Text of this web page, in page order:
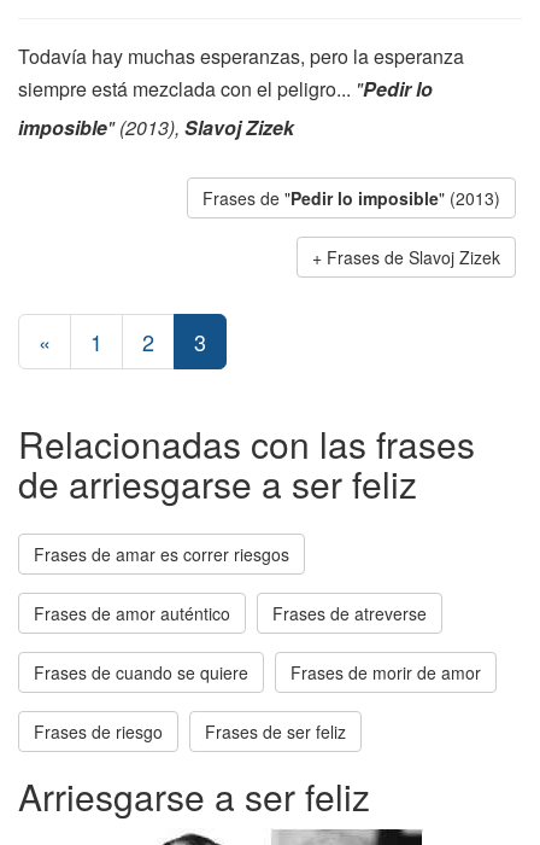
Todavía hay muchas esperanzas, pero la esperanza
siempre está mezclada con el peligro... "Pedir lo
imposible" (2013), Slavoj Zizek
Frases de "Pedir lo imposible" (2013)
Frases de Slavoj Zizek
« 1 2 3
Relacionadas con las frases
de arriesgarse a ser feliz
Frases de amar es correr riesgos
Frases de amor auténtico Frases de atreverse
Frases de cuando se quiere Frases de morir de amor
Frases de riesgo Frases de ser feliz
Arriesgarse a ser feliz